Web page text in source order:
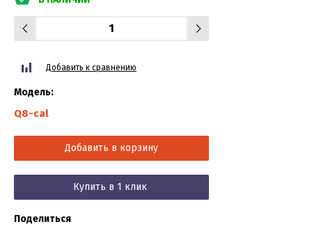
Добавить к сравнению
Модель:
Q8-cal
Добавить в корзину
Купить в 1 клик
Поделиться